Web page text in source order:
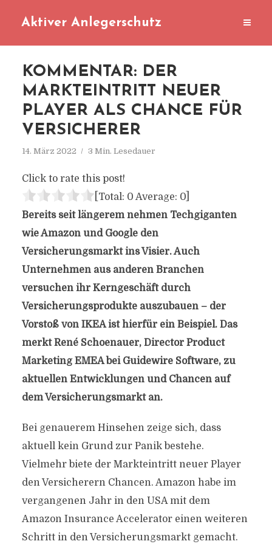
Aktiver Anlegerschutz
KOMMENTAR: DER
MARKTEINTRITT NEUER
PLAYER ALS CHANCE FÜR
VERSICHERER
14. März 2022 3 Min. Lesedauer
Click to rate this post!
[Total: 0 Average: 0]
Bereits seit längerem nehmen Techgiganten
wie Amazon und Google den
Versicherungsmarkt ins Visier. Auch
Unternehmen aus anderen Branchen
versuchen ihr Kerngeschäft durch
Versicherungsprodukte auszubauen – der
Vorstoß von IKEA ist hierfür ein Beispiel. Das
merkt René Schoenauer, Director Product
Marketing EMEA bei Guidewire Software, zu
aktuellen Entwicklungen und Chancen auf
dem Versicherungsmarkt an.
Bei genauerem Hinsehen zeige sich, dass
aktuell kein Grund zur Panik bestehe.
Vielmehr biete der Markteintritt neuer Player
den Versicherern Chancen. Amazon habe im
vergangenen Jahr in den USA mit dem
Amazon Insurance Accelerator einen weiteren
Schritt in den Versicherungsmarkt gemacht.